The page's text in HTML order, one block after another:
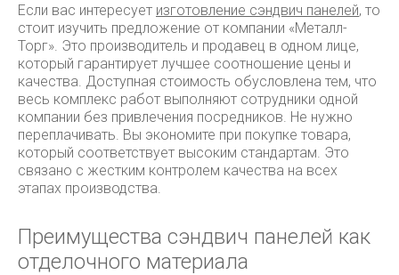
Если вас интересует изготовление сэндвич панелей, то
стоит изучить предложение от компании «Металл-
Торг». Это производитель и продавец в одном лице,
который гарантирует лучшее соотношение цены и
качества. Доступная стоимость обусловлена тем, что
весь комплекс работ выполняют сотрудники одной
компании без привлечения посредников. Не нужно
переплачивать. Вы экономите при покупке товара,
который соответствует высоким стандартам. Это
связано с жестким контролем качества на всех
этапах производства.
Преимущества сэндвич панелей как
отделочного материала